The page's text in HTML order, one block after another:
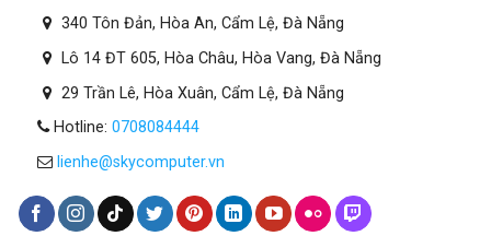
340 Tôn Đản, Hòa An, Cẩm Lệ, Đà Nẵng
Lô 14 ĐT 605, Hòa Châu, Hòa Vang, Đà Nẵng
29 Trần Lê, Hòa Xuân, Cẩm Lệ, Đà Nẵng
Hotline: 0708084444
lienhe@skycomputer.vn